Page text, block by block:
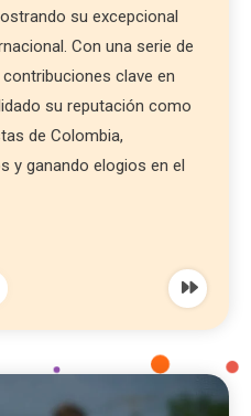
su excepcional
Con una serie de
clave en
su reputación como
de Colombia,
y ganando elogios en el